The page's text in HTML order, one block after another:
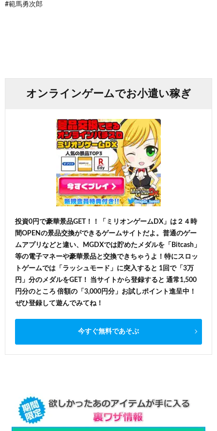
#範馬勇次郎
オンラインゲームでお小遣い稼ぎ
投資0円で豪華景品GET！！「ミリオンゲームDX」は２４時
間OPENの景品交換ができるゲームサイトだよ。普通のゲー
ムアプリなどと違い、MGDXでは貯めたメダルを「Bitcash」
等の電子マネーや豪華景品と交換できちゃうよ！特にスロッ
トゲームでは「ラッシュモード」に突入すると 1回で「3万
円」分のメダルをGET！ 当サイトから登録すると 通常1,500
円分のところ 倍額の「3,000円分」お試しポイント進呈中！
ぜひ登録して遊んでみてね！
今すぐ無料であそぶ